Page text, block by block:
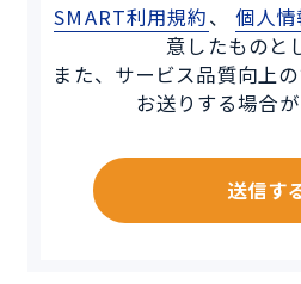
SMART利用規約、 個人
意したものと
また、サービス品質向上
お送りする場合が
送信す